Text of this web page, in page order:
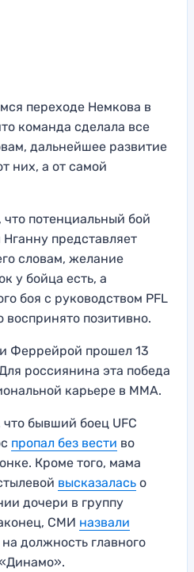
переходе Немкова в
команда сделала все
дальнейшее развитие
них, а от самой
потенциальный бой
представляет
словам, желание
у бойца есть, а
боя с руководством PFL
воспринято позитивно.
Феррейрой прошел 13
россиянина эта победа
карьере в ММА.
что бывший боец UFC
пропал без вести во
Кроме того, мама
высказалась о
дочери в группу
СМИ назвали
должность главного